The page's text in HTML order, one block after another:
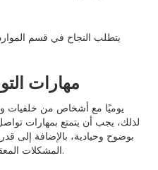
يتطلب النجاح في قسم
مهارات
لذلك، يجب أن يتمتع بمهارات
بوضوح وحيادية، بالإضافة إلى
المشكلات المعقدة التي تنشأ بين الأفراد أو الأقسام.